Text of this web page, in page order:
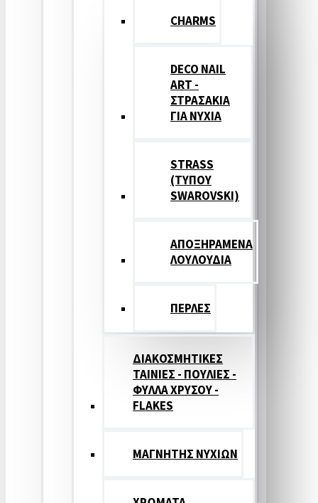
CHARMS
DECO NAIL
ART -
ΣΤΡΑΣΑΚΙΑ
ΓΙΑ ΝΥΧΙΑ
STRASS
(ΤΥΠΟΥ
SWAROVSKI)
ΑΠΟΞΗΡΑΜΕΝΑ
ΛΟΥΛΟΥΔΙΑ
ΠΕΡΛΕΣ
ΔΙΑΚΟΣΜΗΤΙΚΕΣ
ΤΑΙΝΙΕΣ - ΠΟΥΛΙΕΣ -
ΦΥΛΛΑ ΧΡΥΣΟΥ -
FLAKES
ΜΑΓΝΗΤΗΣ ΝΥΧΙΩΝ